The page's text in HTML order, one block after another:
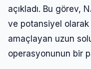
açıkladı. Bu görev,
ve potansiyel olarak
amaçlayan uzun
operasyonunun bir